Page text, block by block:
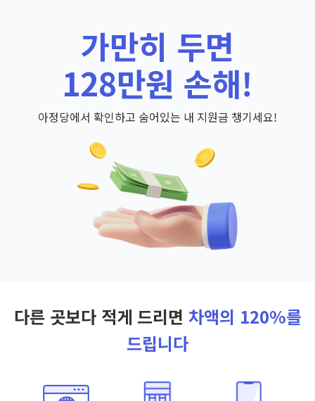
가만히 두면
128만원 손해!
아정당에서 확인하고 숨어있는 내 지원금 챙기세요!
다른 곳보다 적게 드리면 차액의 120%를
드립니다